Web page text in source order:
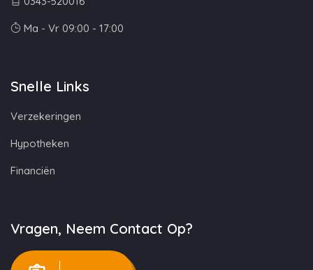
Ma - Vr 09:00 - 17:00
Snelle Links
Verzekeringen
Hypotheken
Financiën
Vragen, Neem Contact Op?